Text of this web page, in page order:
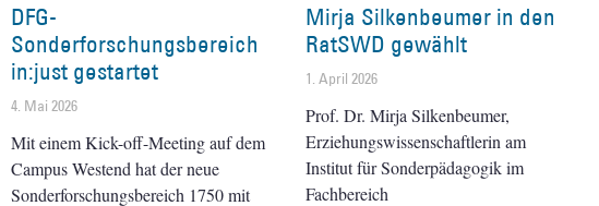
DFG-
Sonderforschungsbereich
in:just gestartet
4. Mai 2026
Mit einem Kick-off-Meeting auf dem
Campus Westend hat der neue
Sonderforschungsbereich 1750 mit
Mirja Silkenbeumer in den
RatSWD gewählt
1. April 2026
Prof. Dr. Mirja Silkenbeumer,
Erziehungswissenschaftlerin am
Institut für Sonderpädagogik im
Fachbereich